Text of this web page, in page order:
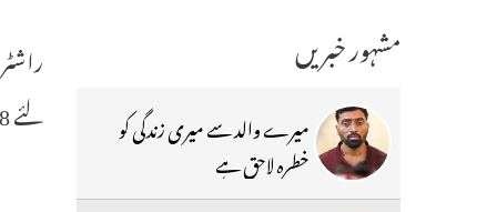
لئے 8جون سے 11جون تک تین روزہ تربیتی پروگرام کا انعقاد کیاجائے گا۔
مشہور خبریں
میرے والد سے میری زندگی کو
خطرہ لاحق ہے